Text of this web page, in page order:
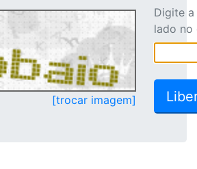
[trocar imagem]
Digite
lado no